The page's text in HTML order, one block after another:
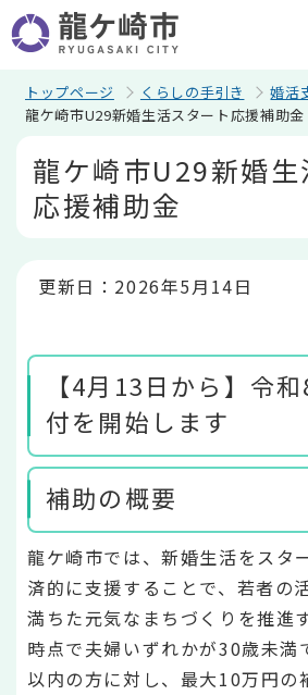
の
ペ
トップページ くらしの手引き
婚活
龍ケ崎市U29新婚生活スタート応援補助金
龍ケ崎市U29新婚生
応援補助金
更新日：2026年5月14日
【4月13日から】令
付を開始します
補助の概要
龍ケ崎市では、新婚生活をスタ
済的に支援することで、若者の
満ちた元気なまちづくりを推進
時点で夫婦いずれかが30歳未満
以内の方に対し、最大10万円の